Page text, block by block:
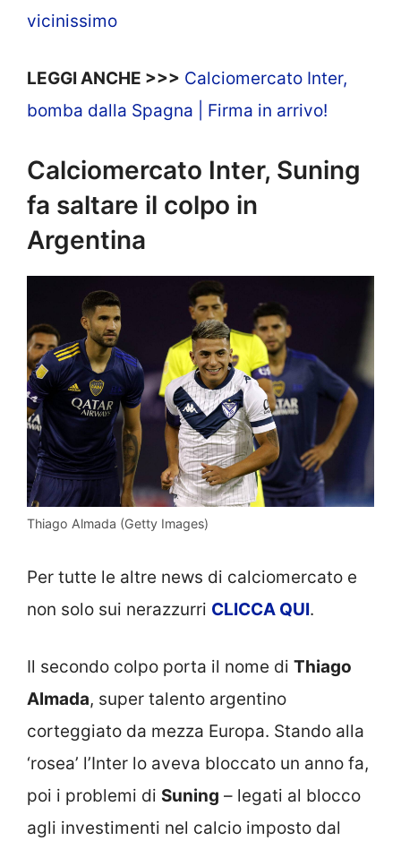
vicinissimo
LEGGI ANCHE >>> Calciomercato Inter,
bomba dalla Spagna | Firma in arrivo!
Calciomercato Inter, Suning
fa saltare il colpo in
Argentina
Thiago Almada (Getty Images)
Per tutte le altre news di calciomercato e
non solo sui nerazzurri CLICCA QUI.
Il secondo colpo porta il nome di Thiago
Almada, super talento argentino
corteggiato da mezza Europa. Stando alla
‘rosea’ l’Inter lo aveva bloccato un anno fa,
poi i problemi di Suning – legati al blocco
agli investimenti nel calcio imposto dal